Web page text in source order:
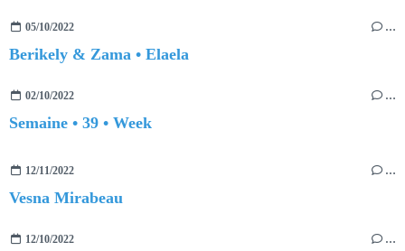
05/10/2022 …
Berikely & Zama • Elaela
02/10/2022 …
Semaine • 39 • Week
12/11/2022 …
Vesna Mirabeau
12/10/2022 …